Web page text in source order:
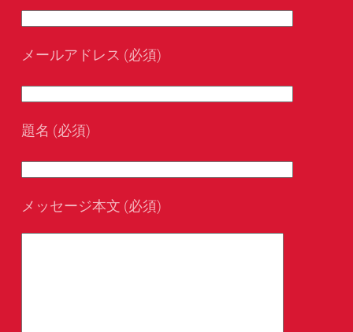
メールアドレス (必須)
題名 (必須)
メッセージ本文 (必須)